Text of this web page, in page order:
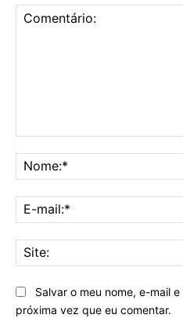
Salvar o meu nome, e-mail
próxima vez que eu comentar.